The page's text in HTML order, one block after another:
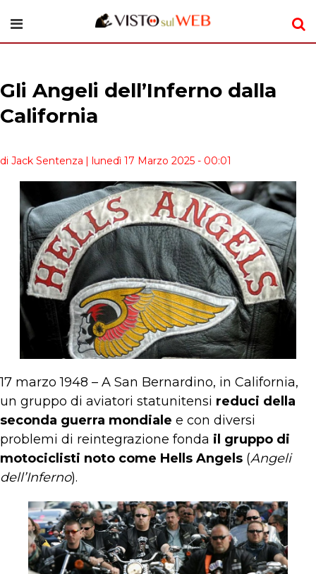
Gli Angeli dell’Inferno dalla
California
di Jack Sentenza | lunedì 17 Marzo 2025 - 00:01
17 marzo 1948 – A San Bernardino, in California,
un gruppo di aviatori statunitensi reduci della
seconda guerra mondiale e con diversi
problemi di reintegrazione fonda il gruppo di
motociclisti noto come Hells Angels (Angeli
dell’Inferno).